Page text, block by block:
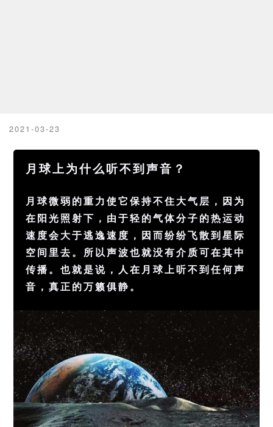
2021-03-23
月球上为什么听不到声音？
月球微弱的重力使它保持不住大气层，因为
在阳光照射下，由于轻的气体分子的热运动
速度会大于逃逸速度，因而纷纷飞散到星际
空间里去。所以声波也就没有介质可在其中
传播。也就是说，人在月球上听不到任何声
音，真正的万籁俱静。